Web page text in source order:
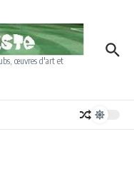
œuvres d'art et